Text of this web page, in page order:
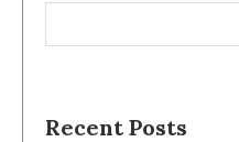
Recent Posts